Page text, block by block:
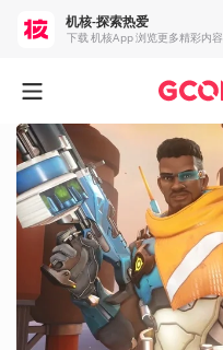
机核-探索热爱
下载 机核App 浏览更多精彩内容